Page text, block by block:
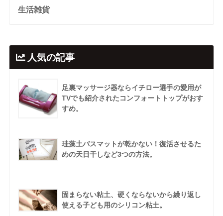
生活雑貨
人気の記事
足裏マッサージ器ならイチロー選手の愛用が
TVでも紹介されたコンフォートトップがおす
すめ。
珪藻土バスマットが乾かない！復活させるた
めの天日干しなど3つの方法。
固まらない粘土、硬くならないから繰り返し
使える子ども用のシリコン粘土。